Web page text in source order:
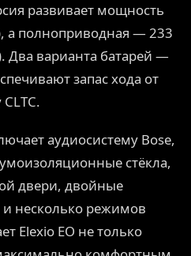
развивает мощность
а полноприводная — 233
Два варианта батарей —
запас хода от
аудиосистему Bose,
стёкла,
двери, двойные
несколько режимов
Elexio EO не только